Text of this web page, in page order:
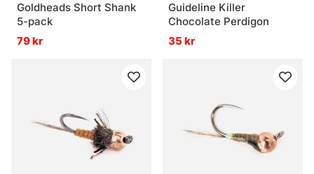
Goldheads Short Shank
5-pack
79 kr
Guideline Killer
Chocolate Perdigon
35 kr